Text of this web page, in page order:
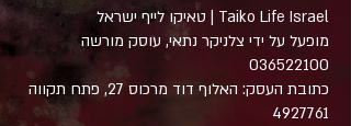
Taiko Life Israel | טאיקו לייף ישראל
מופעל על ידי צלניקר נתאי, עוסק מורשה
036522100
כתובת העסק: האלוף דוד מרכוס 27, פתח תקווה
4927761